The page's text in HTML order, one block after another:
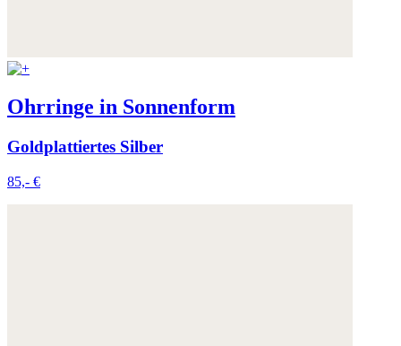
Ohrringe in Sonnenform
Goldplattiertes Silber
85,- €